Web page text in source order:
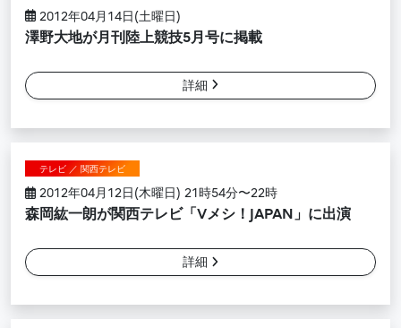
2012年04月14日(土曜日)
澤野大地が月刊陸上競技5月号に掲載
詳細
テレビ ／ 関西テレビ
2012年04月12日(木曜日) 21時54分〜22時
森岡紘一朗が関西テレビ「Vメシ！JAPAN」に出演
詳細